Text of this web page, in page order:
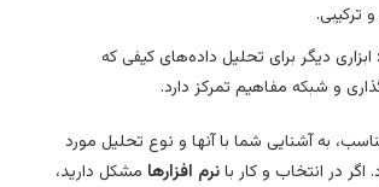
ترکیبی.
ابزاری دیگر برای تحلیل داده‌های کیفی که
و شبکه مفاهیم تمرکز دارد.
به آشنایی شما با آنها و نوع تحلیل مورد
اگر در انتخاب و کار بانرم افزارها مشکل دارید،